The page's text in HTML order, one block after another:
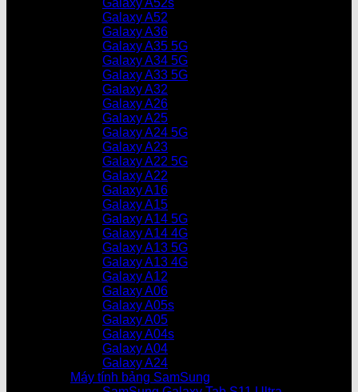
Galaxy A52s
Galaxy A52
Galaxy A36
Galaxy A35 5G
Galaxy A34 5G
Galaxy A33 5G
Galaxy A32
Galaxy A26
Galaxy A25
Galaxy A24 5G
Galaxy A23
Galaxy A22 5G
Galaxy A22
Galaxy A16
Galaxy A15
Galaxy A14 5G
Galaxy A14 4G
Galaxy A13 5G
Galaxy A13 4G
Galaxy A12
Galaxy A06
Galaxy A05s
Galaxy A05
Galaxy A04s
Galaxy A04
Galaxy A24
Máy tính bảng SamSung